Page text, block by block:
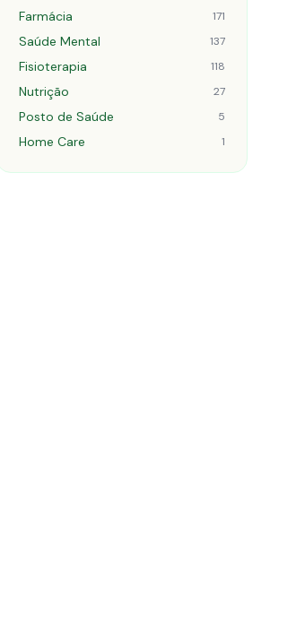
Farmácia 171
Saúde Mental 137
Fisioterapia 118
Nutrição 27
Posto de Saúde 5
Home Care 1